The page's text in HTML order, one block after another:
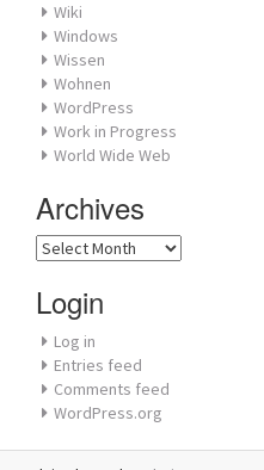
Wiki
Windows
Wissen
Wohnen
WordPress
Work in Progress
World Wide Web
Archives
Archives
Login
Log in
Entries feed
Comments feed
WordPress.org